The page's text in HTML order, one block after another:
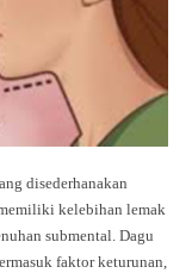
disederhanakan
kelebihan lemak
submental. Dagu
faktor keturunan,